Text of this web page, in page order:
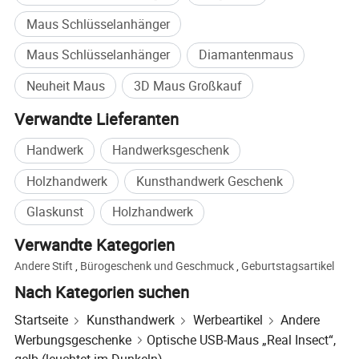
Maus Schlüsselanhänger
Maus Schlüsselanhänger
Diamantenmaus
Neuheit Maus
3D Maus Großkauf
Verwandte Lieferanten
Handwerk
Handwerksgeschenk
Holzhandwerk
Kunsthandwerk Geschenk
Glaskunst
Holzhandwerk
Verwandte Kategorien
Andere Stift Bürogeschenk und Geschmuck ,Geburtstagsartikel
Nach Kategorien suchen
Startseite Kunsthandwerk Werbeartikel
Andere
Werbungsgeschenke
Optische USB-Maus „Real Insect“,